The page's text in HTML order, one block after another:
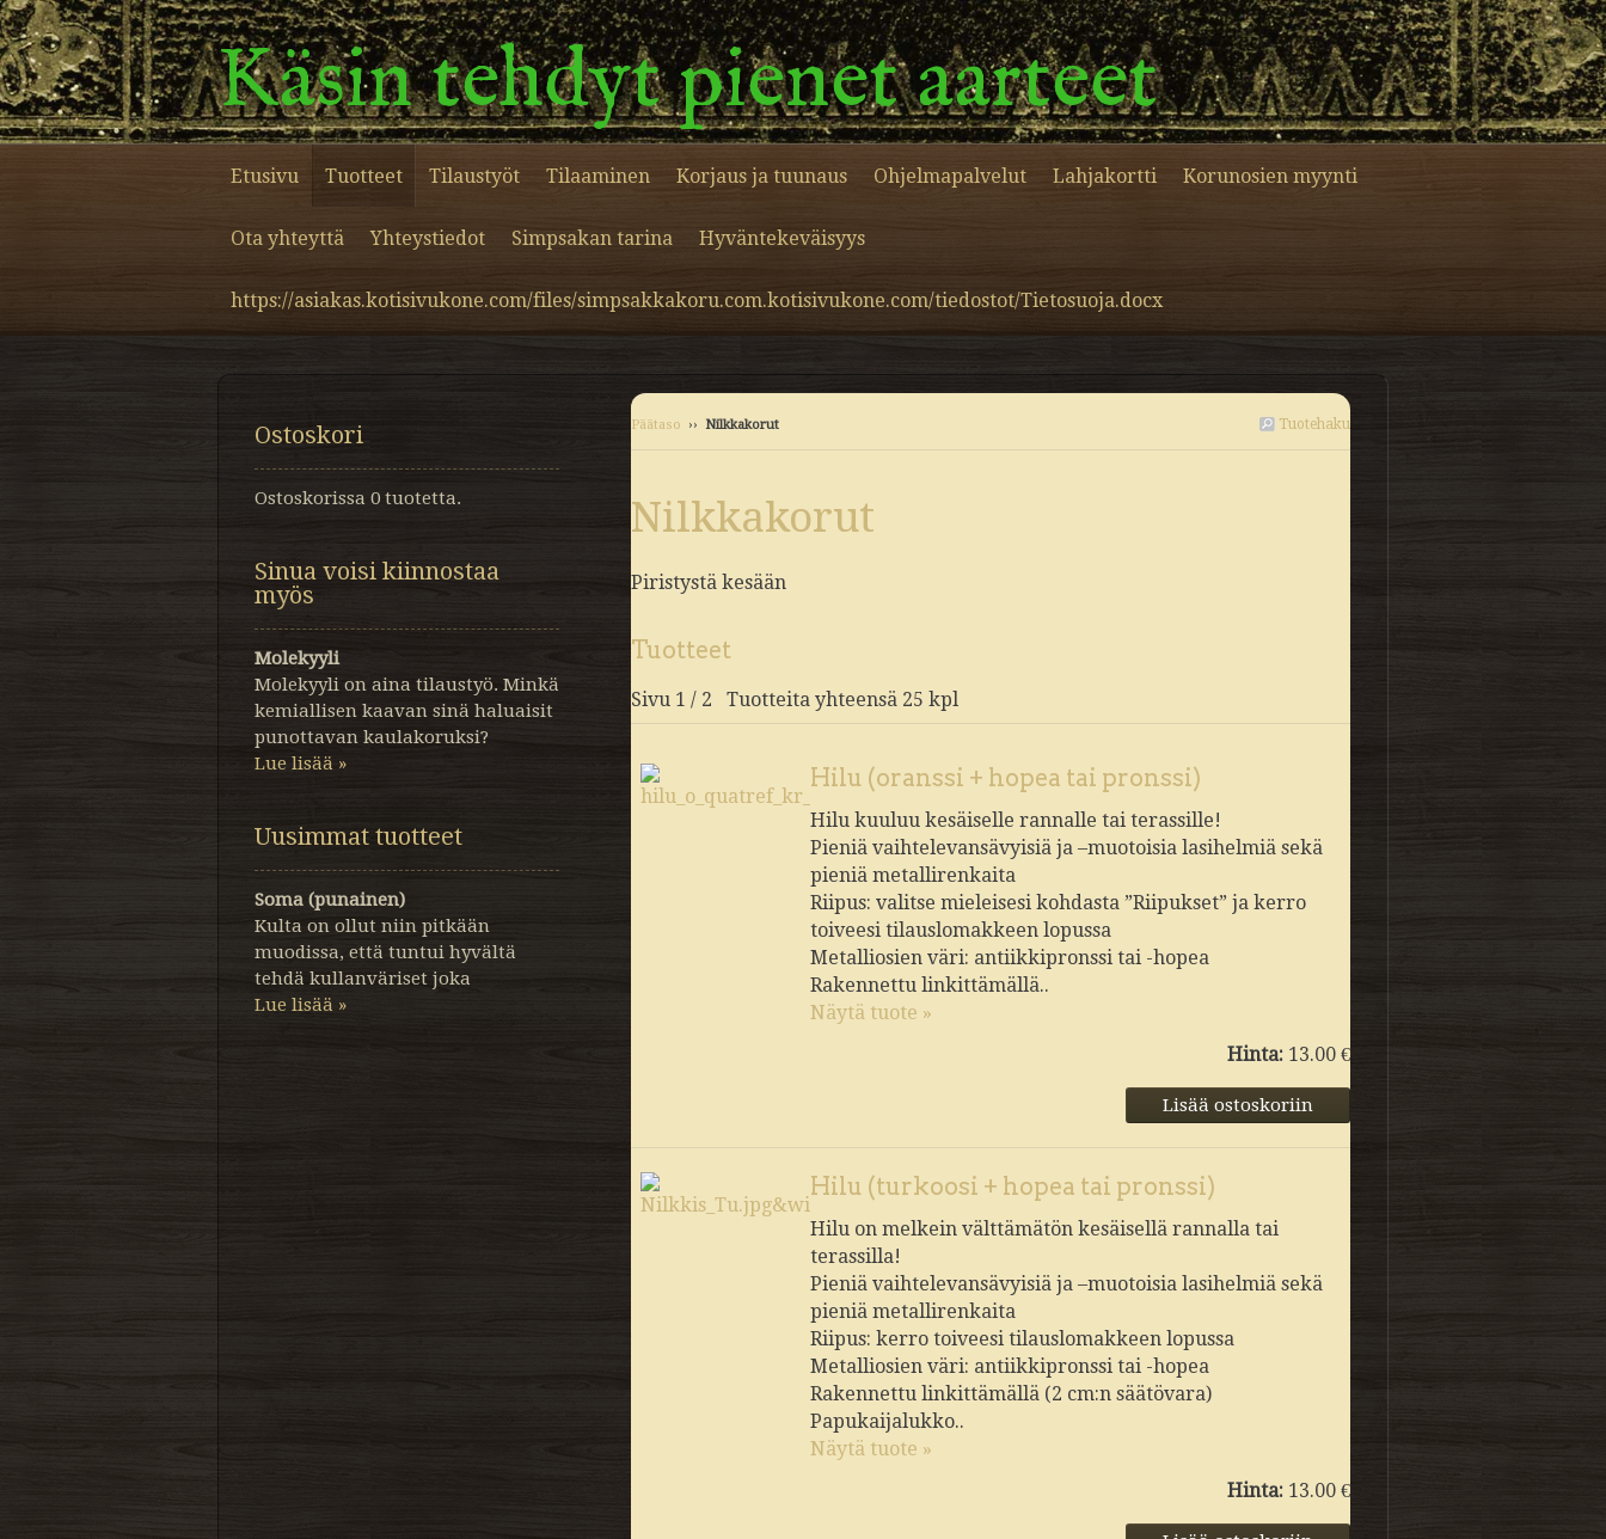
Käsin tehdyt pienet aarteet
Etusivu Tuotteet Tilaustyöt Tilaaminen Korjaus ja tuunaus Ohjelmapalvelut Lahjakortti Korunosien myynti
Ota yhteyttä Yhteystiedot Simpsakan tarina Hyväntekeväisyys
https://asiakas.kotisivukone.com/files/simpsakkakoru.com.kotisivukone.com/tiedostot/Tietosuoja.docx
Tuotehaku
Päätaso ›› Nilkkakorut
Nilkkakorut
Piristystä kesään
Tuotteet
Sivu 1 / 2 Tuotteita yhteensä 25 kpl
Hilu (oranssi + hopea tai pronssi)
Hilu kuuluu kesäiselle rannalle tai terassille!
Pieniä vaihtelevansävyisiä ja –muotoisia lasihelmiä sekä
pieniä metallirenkaita
Riipus: valitse mieleisesi kohdasta ”Riipukset” ja kerro
toiveesi tilauslomakkeen lopussa
Metalliosien väri: antiikkipronssi tai -hopea
Rakennettu linkittämällä..
Näytä tuote »
Hinta: 13.00 €
Hilu (turkoosi + hopea tai pronssi)
Hilu on melkein välttämätön kesäisellä rannalla tai
terassilla!
Pieniä vaihtelevansävyisiä ja –muotoisia lasihelmiä sekä
pieniä metallirenkaita
Riipus: kerro toiveesi tilauslomakkeen lopussa
Metalliosien väri: antiikkipronssi tai -hopea
Rakennettu linkittämällä (2 cm:n säätövara)
Papukaijalukko..
Näytä tuote »
Hinta: 13.00 €
Ostoskori
Ostoskorissa 0 tuotetta.
Sinua voisi kiinnostaa
myös
Molekyyli
Molekyyli on aina tilaustyö. Minkä
kemiallisen kaavan sinä haluaisit
punottavan kaulakoruksi?
Lue lisää »
Uusimmat tuotteet
Soma (punainen)
Kulta on ollut niin pitkään
muodissa, että tuntui hyvältä
tehdä kullanväriset joka
Lue lisää »